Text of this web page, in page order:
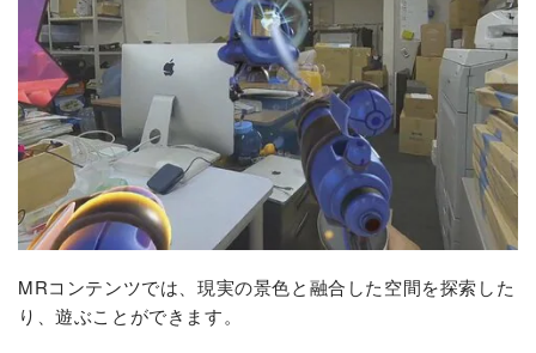
MRコンテンツでは、現実の景色と融合した空間を探索した
り、遊ぶことができます。